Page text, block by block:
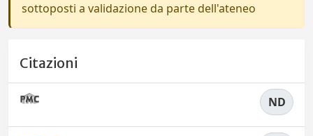
sottoposti a validazione da parte dell'ateneo
Citazioni
ND